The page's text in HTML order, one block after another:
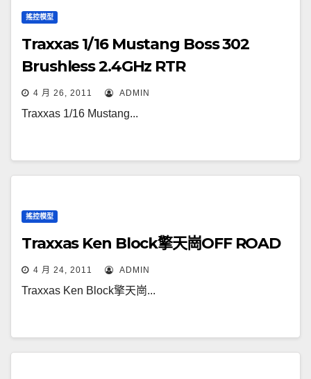
搖控模型
Traxxas 1/16 Mustang Boss 302
Brushless 2.4GHz RTR
4 月 26, 2011 ADMIN
Traxxas 1/16 Mustang...
搖控模型
Traxxas Ken Block擎天崗OFF ROAD
4 月 24, 2011 ADMIN
Traxxas Ken Block擎天崗...